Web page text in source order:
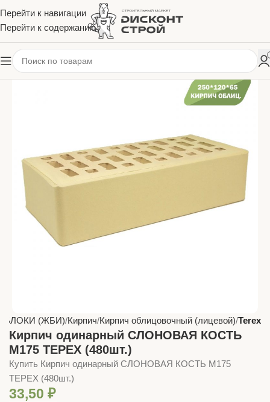
Перейти к навигации
Перейти к содержанию
БЛОКИ (ЖБИ) Кирпич Кирпич облицовочный (лицевой) Terex
Кирпич одинарный СЛОНОВАЯ КОСТЬ
М175 TEРEX (480шт.)
Купить Кирпич одинарный СЛОНОВАЯ КОСТЬ М175
TEРEX (480шт.)
33,50 ₽